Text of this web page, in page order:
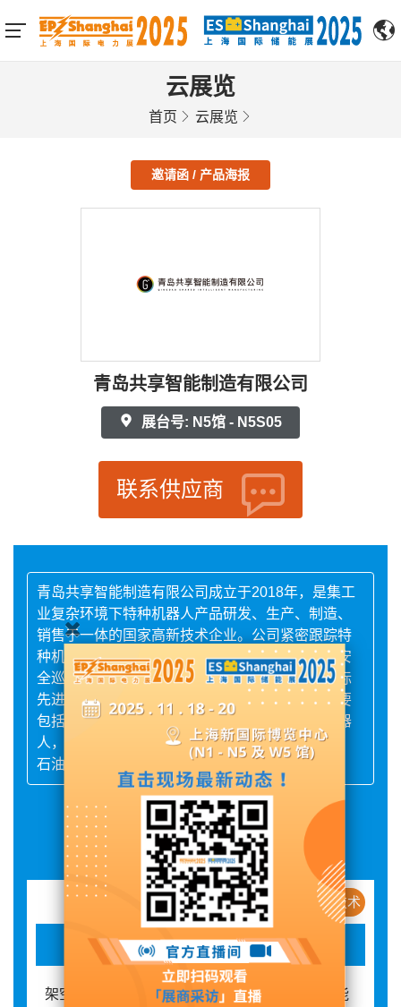
云展览
首页 云展览
邀请函 / 产品海报
青岛共享智能制造有限公司
展台号: N5馆 - N5S05
联系供应商
青岛共享智能制造有限公司成立于2018年，是集工
业复杂环境下特种机器人产品研发、生产、制造、
销售于一体的国家高新技术企业。公司紧密跟踪特
种机器人技术发展，在工业生产自动化、智能化安
全巡检等领域展开了创新性工作，致力于成为国际
先进的特种机器人制造商。目前公司主导产品主要
包括高压输电线路巡检机器人，煤矿井下巡检机器
人，多功能轨道巡检机器人等。主要应用在煤矿、
石油化工、电力等能源领域。
展品详情
新产品 / 新技术
架空输电线路巡检机器人
架空输电线路巡检机器人采用三臂式仿生结构,能